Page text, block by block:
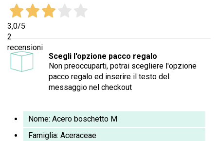
3,0/5
2
recensioni
Scegli l'opzione pacco regalo
Non preoccuparti, potrai scegliere l'opzione
pacco regalo ed inserire il testo del
messaggio nel checkout
Nome: Acero boschetto M
Famiglia: Aceraceae